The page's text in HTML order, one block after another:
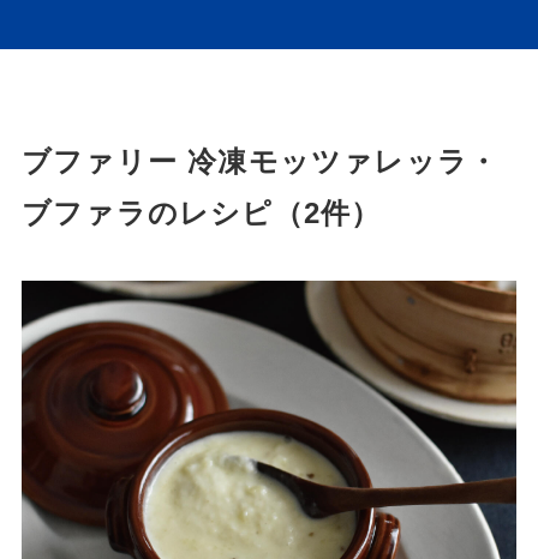
ブファリー 冷凍モッツァレッラ・
ブファラのレシピ（2件）